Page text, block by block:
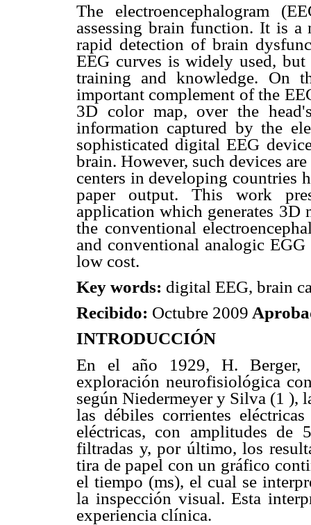
The electroencephalogram
assessing brain function. It is
rapid detection of brain
EEG curves is widely used,
training and knowledge. On
important complement of the
3D color map, over the
information captured by the
sophisticated digital EEG
brain. However, such devices
centers in developing countries
paper output. This work
application which generates
the conventional
and conventional analogic
low cost.
Key words: digital EEG, brain
Recibido: Octubre 2009
INTRODUCCIÓN
En el año 1929, H. Berger,
exploración neurofisiológica
según Niedermeyer y Silva (1 ),
las débiles corrientes
eléctricas, con amplitudes de
filtradas y, por último, los
tira de papel con un gráfico
el tiempo (ms), el cual se
la inspección visual. Esta
experiencia clínica.